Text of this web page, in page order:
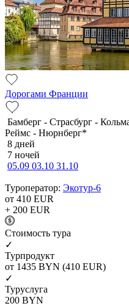
Дорогами Франции
Бамберг - Страсбург -
Реймс - Нюрнберг*
8 дней
7 ночей
05.09 03.10 31.10
Туроператор: Экотур-6
от 410 EUR
+ 200 EUR
Cтоимость тура
✓
Турпродукт
от 1435 BYN (410 EUR)
✓
Туруслуга
200 BYN